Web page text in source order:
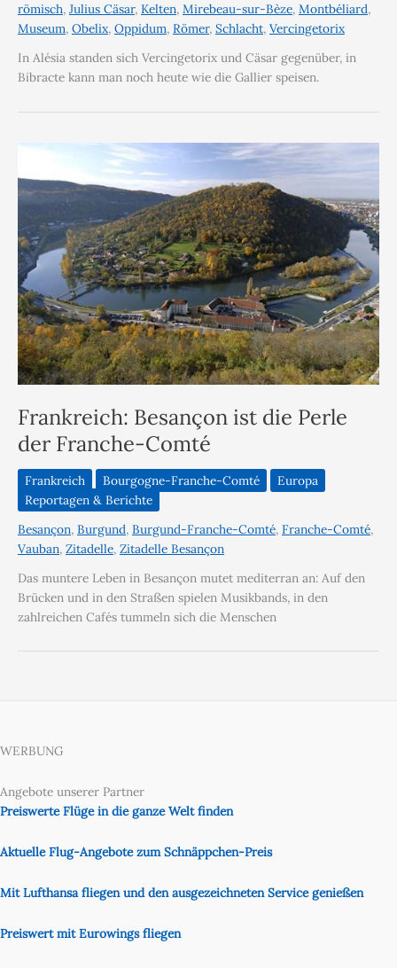
römisch, Julius Cäsar, Kelten, Mirebeau-sur-Bèze, Montbéliard,
Museum, Obelix, Oppidum, Römer, Schlacht, Vercingetorix
In Alésia standen sich Vercingetorix und Cäsar gegenüber, in
Bibracte kann man noch heute wie die Gallier speisen.
Frankreich: Besançon ist die Perle
der Franche-Comté
Frankreich Bourgogne-Franche-Comté
Europa
Reportagen & Berichte
Besançon, Burgund, Burgund-Franche-Comté, Franche-Comté,
Vauban, Zitadelle, Zitadelle Besançon
Das muntere Leben in Besançon mutet mediterran an: Auf den
Brücken und in den Straßen spielen Musikbands, in den
zahlreichen Cafés tummeln sich die Menschen
WERBUNG
Angebote unserer Partner
Preiswerte Flüge in die ganze Welt finden
Aktuelle Flug-Angebote zum Schnäppchen-Preis
Mit Lufthansa fliegen und den ausgezeichneten Service genießen
Preiswert mit Eurowings fliegen